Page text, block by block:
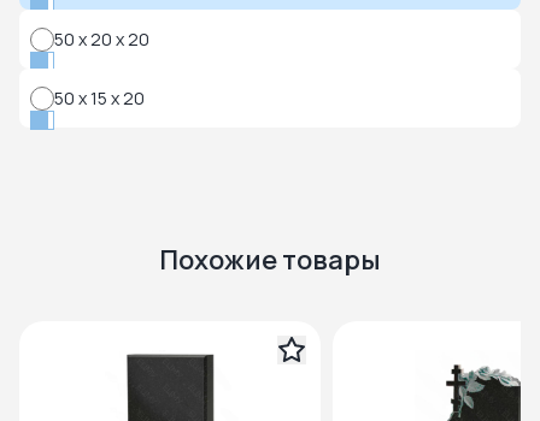
50 x 20 x 20
50 x 15 x 20
Похожие товары